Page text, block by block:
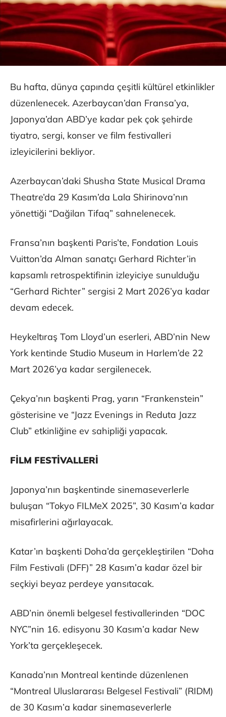
Bu hafta, dünya çapında çeşitli kültürel etkinlikler
düzenlenecek. Azerbaycan’dan Fransa’ya,
Japonya’dan ABD’ye kadar pek çok şehirde
tiyatro, sergi, konser ve film festivalleri
izleyicilerini bekliyor.
Azerbaycan’daki Shusha State Musical Drama
Theatre’da 29 Kasım’da Lala Shirinova’nın
yönettiği “Dağilan Tifaq” sahnelenecek.
Fransa’nın başkenti Paris’te, Fondation Louis
Vuitton’da Alman sanatçı Gerhard Richter’in
kapsamlı retrospektifinin izleyiciye sunulduğu
“Gerhard Richter” sergisi 2 Mart 2026’ya kadar
devam edecek.
Heykeltıraş Tom Lloyd’un eserleri, ABD’nin New
York kentinde Studio Museum in Harlem’de 22
Mart 2026’ya kadar sergilenecek.
Çekya’nın başkenti Prag, yarın “Frankenstein”
gösterisine ve “Jazz Evenings in Reduta Jazz
Club” etkinliğine ev sahipliği yapacak.
FİLM FESTİVALLERİ
Japonya’nın başkentinde sinemaseverlerle
buluşan “Tokyo FILMeX 2025”, 30 Kasım’a kadar
misafirlerini ağırlayacak.
Katar’ın başkenti Doha’da gerçekleştirilen “Doha
Film Festivali (DFF)” 28 Kasım’a kadar özel bir
seçkiyi beyaz perdeye yansıtacak.
ABD’nin önemli belgesel festivallerinden “DOC
NYC”nin 16. edisyonu 30 Kasım’a kadar New
York’ta gerçekleşecek.
Kanada’nın Montreal kentinde düzenlenen
“Montreal Uluslararası Belgesel Festivali” (RIDM)
de 30 Kasım’a kadar sinemaseverlerle